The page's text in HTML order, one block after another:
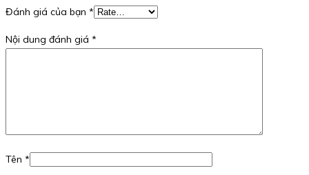
Đánh giá của bạn *
Nội dung đánh giá *
Tên *